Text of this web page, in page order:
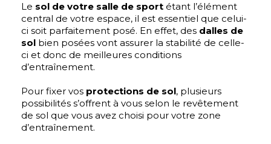
Le sol de votre salle de sport étant l’élément
central de votre espace, il est essentiel que celui-
ci soit parfaitement posé. En effet, des dalles de
sol bien posées vont assurer la stabilité de celle-
ci et donc de meilleures conditions
d’entraînement.
Pour fixer vos protections de sol, plusieurs
possibilités s’offrent à vous selon le revêtement
de sol que vous avez choisi pour votre zone
d’entraînement.